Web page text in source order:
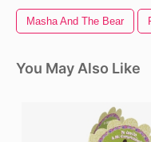
Masha And The Bear
You May Also Like